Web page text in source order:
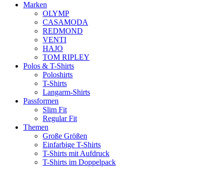
Marken
OLYMP
CASAMODA
REDMOND
VENTI
HAJO
TOM RIPLEY
Polos & T-Shirts
Poloshirts
T-Shirts
Langarm-Shirts
Passformen
Slim Fit
Regular Fit
Themen
Große Größen
Einfarbige T-Shirts
T-Shirts mit Aufdruck
T-Shirts im Doppelpack